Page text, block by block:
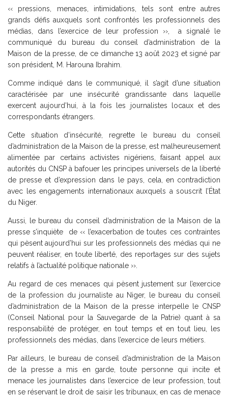
‹‹ pressions, menaces, intimidations, tels sont entre autres
grands défis auxquels sont confrontés les professionnels des
médias, dans l’exercice de leur profession ››, a signalé le
communiqué du bureau du conseil d’administration de la
Maison de la presse, de ce dimanche 13 août 2023 et signé par
son président, M. Harouna Ibrahim.
Comme indiqué dans le communiqué, il s’agit d’une situation
caractérisée par une insécurité grandissante dans laquelle
exercent aujourd’hui, à la fois les journalistes locaux et des
correspondants étrangers.
Cette situation d’insécurité, regrette le bureau du conseil
d’administration de la Maison de la presse, est malheureusement
alimentée par certains activistes nigériens, faisant appel aux
autorités du CNSP à bafouer les principes universels de la liberté
de presse et d’expression dans le pays, cela, en contradiction
avec les engagements internationaux auxquels a souscrit l’État
du Niger.
Aussi, le bureau du conseil d’administration de la Maison de la
presse s’inquiète de ‹‹ l’exacerbation de toutes ces contraintes
qui pèsent aujourd’hui sur les professionnels des médias qui ne
peuvent réaliser, en toute liberté, des reportages sur des sujets
relatifs à l’actualité politique nationale ››.
Au regard de ces menaces qui pèsent justement sur l’exercice
de la profession du journaliste au Niger, le bureau du conseil
d’administration de la Maison de la presse interpelle le CNSP
(Conseil National pour la Sauvegarde de la Patrie) quant à sa
responsabilité de protéger, en tout temps et en tout lieu, les
professionnels des médias, dans l’exercice de leurs métiers.
Par ailleurs, le bureau de conseil d’administration de la Maison
de la presse a mis en garde, toute personne qui incite et
menace les journalistes dans l’exercice de leur profession, tout
en se réservant le droit de saisir les tribunaux, en cas de menace